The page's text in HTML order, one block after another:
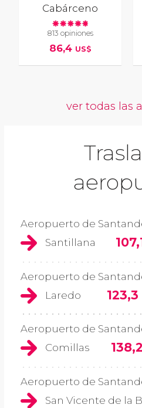
Cabárceno
813 opiniones
86,4 US$
ver todas las
Aeropuerto de
Santillana
Aeropuerto de
Laredo
123,3
Aeropuerto de
Comillas
138,2
Aeropuerto de
San Vicente de la